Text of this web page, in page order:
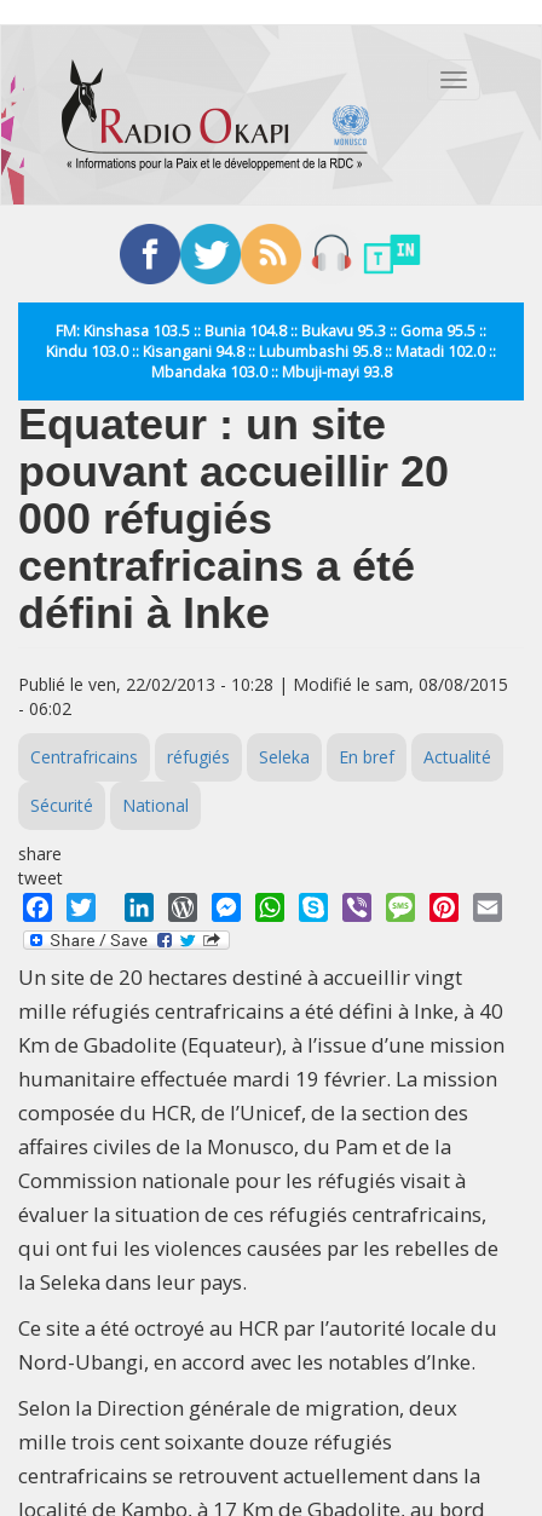
contenu
principal
Toggle
FM: Kinshasa 103.5 :: Bunia 104.8 :: Bukavu 95.3 :: Goma 95.5 ::
Kindu 103.0 :: Kisangani 94.8 :: Lubumbashi 95.8 :: Matadi 102.0 ::
Mbandaka 103.0 :: Mbuji-mayi 93.8
Equateur : un site
pouvant accueillir 20
000 réfugiés
centrafricains a été
défini à Inke
Publié le ven, 22/02/2013 - 10:28 | Modifié le sam, 08/08/2015
- 06:02
Centrafricains réfugiés Seleka En bref Actualité
Sécurité National
share
tweet
Facebook
Twitter LinkedInWordPressMessengerWhatsApp
Skype Viber MessagePinterest
Un site de 20 hectares destiné à accueillir vingt
mille réfugiés centrafricains a été défini à Inke, à 40
Km de Gbadolite (Equateur), à l’issue d’une mission
humanitaire effectuée mardi 19 février. La mission
composée du HCR, de l’Unicef, de la section des
affaires civiles de la Monusco, du Pam et de la
Commission nationale pour les réfugiés visait à
évaluer la situation de ces réfugiés centrafricains,
qui ont fui les violences causées par les rebelles de
la Seleka dans leur pays.
Ce site a été octroyé au HCR par l’autorité locale du
Nord-Ubangi, en accord avec les notables d’Inke.
Selon la Direction générale de migration, deux
mille trois cent soixante douze réfugiés
centrafricains se retrouvent actuellement dans la
localité de Kambo, à 17 Km de Gbadolite, au bord